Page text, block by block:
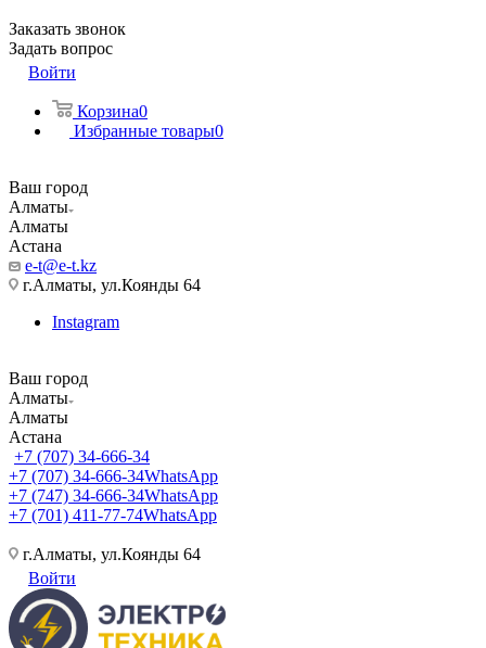
Заказать звонок
Задать вопрос
Войти
Корзина0
Избранные товары0
Ваш город
Алматы
Алматы
Астана
e-t@e-t.kz
г.Алматы, ул.Коянды 64
Instagram
Ваш город
Алматы
Алматы
Астана
+7 (707) 34-666-34
+7 (707) 34-666-34WhatsApp
+7 (747) 34-666-34WhatsApp
+7 (701) 411-77-74WhatsApp
г.Алматы, ул.Коянды 64
Войти